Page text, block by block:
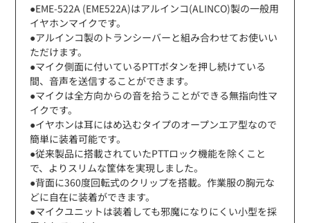
●EME-522A (EME522A)はアルインコ(ALINCO)製の一般用
イヤホンマイクです。
●アルインコ製のトランシーバーと組み合わせてお使いい
ただけます。
●マイク側面に付いているPTTボタンを押し続けている
間、音声を送信することができます。
●マイクは全方向からの音を拾うことができる無指向性マ
イクです。
●イヤホンは耳にはめ込むタイプのオープンエア型なので
簡単に装着可能です。
●従来製品に搭載されていたPTTロック機能を除くこと
で、よりスリムな筐体を実現しました。
●背面に360度回転式のクリップを搭載。作業服の胸元な
どに自在に装着ができます。
●マイクユニットは装着しても邪魔になりにくい小型を採